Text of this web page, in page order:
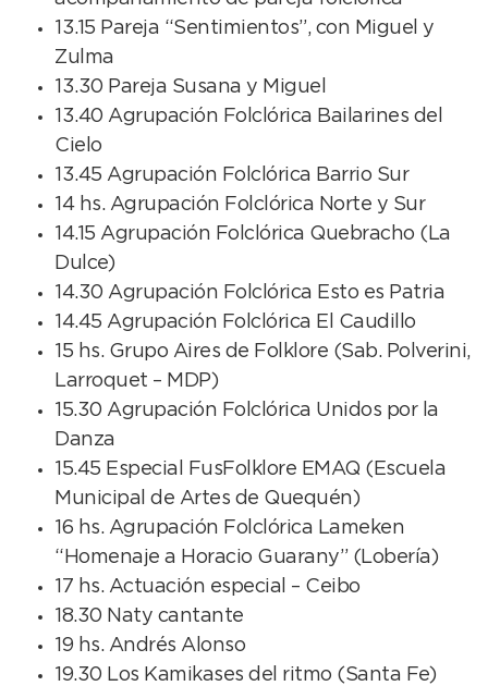
13.15 Pareja “Sentimientos”, con Miguel y
Zulma
13.30 Pareja Susana y Miguel
13.40 Agrupación Folclórica Bailarines del
Cielo
13.45 Agrupación Folclórica Barrio Sur
14 hs. Agrupación Folclórica Norte y Sur
14.15 Agrupación Folclórica Quebracho (La
Dulce)
14.30 Agrupación Folclórica Esto es Patria
14.45 Agrupación Folclórica El Caudillo
15 hs. Grupo Aires de Folklore (Sab. Polverini,
Larroquet – MDP)
15.30 Agrupación Folclórica Unidos por la
Danza
15.45 Especial FusFolklore EMAQ (Escuela
Municipal de Artes de Quequén)
16 hs. Agrupación Folclórica Lameken
“Homenaje a Horacio Guarany” (Lobería)
17 hs. Actuación especial – Ceibo
18.30 Naty cantante
19 hs. Andrés Alonso
19.30 Los Kamikases del ritmo (Santa Fe)